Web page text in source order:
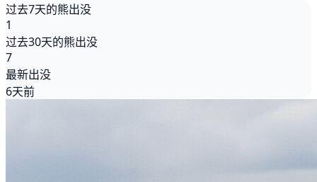
过去7天的熊出没
1
过去30天的熊出没
7
最新出没
6天前